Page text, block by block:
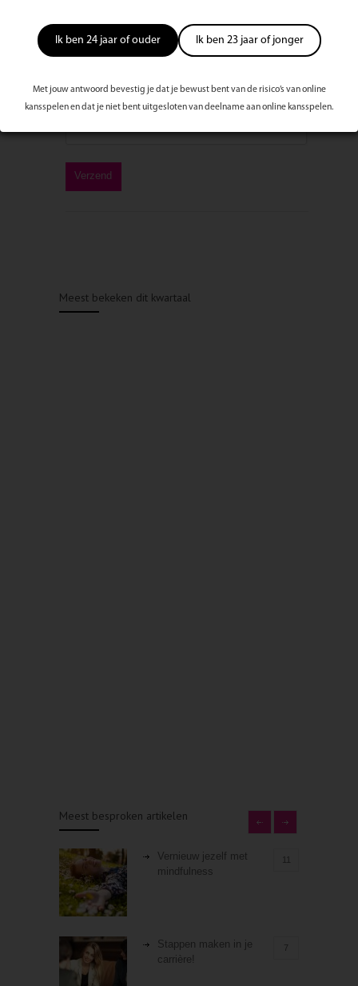
Ik ben 24 jaar of ouder Ik ben 23 jaar of jonger
Met jouw antwoord bevestig je dat je bewust bent van de risico’s van online
kansspelen en dat je niet bent uitgesloten van deelname aan online kansspelen.
Meest bekeken dit kwartaal
Meest besproken artikelen
Vernieuw jezelf met
mindfulness
Stappen maken in je
carrière!
7